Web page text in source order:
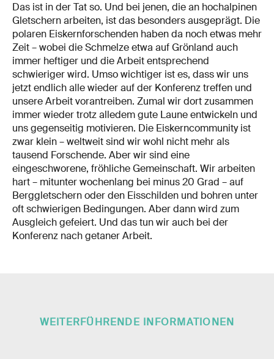
Das ist in der Tat so. Und bei jenen, die an hochalpinen
Gletschern arbeiten, ist das besonders ausgeprägt. Die
polaren Eiskernforschenden haben da noch etwas mehr
Zeit – wobei die Schmelze etwa auf Grönland auch
immer heftiger und die Arbeit entsprechend
schwieriger wird. Umso wichtiger ist es, dass wir uns
jetzt endlich alle wieder auf der Konferenz treffen und
unsere Arbeit vorantreiben. Zumal wir dort zusammen
immer wieder trotz alledem gute Laune entwickeln und
uns gegenseitig motivieren. Die Eiskerncommunity ist
zwar klein – weltweit sind wir wohl nicht mehr als
tausend Forschende. Aber wir sind eine
eingeschworene, fröhliche Gemeinschaft. Wir arbeiten
hart – mitunter wochenlang bei minus 20 Grad – auf
Berggletschern oder den Eisschilden und bohren unter
oft schwierigen Bedingungen. Aber dann wird zum
Ausgleich gefeiert. Und das tun wir auch bei der
Konferenz nach getaner Arbeit.
WEITERFÜHRENDE INFORMATIONEN